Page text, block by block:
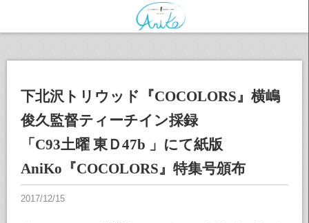
下北沢トリウッド『COCOLORS』横嶋
俊久監督ティーチイン採録
「C93土曜 東Ｄ47b 」にて紙版
AniKo『COCOLORS』特集号頒布